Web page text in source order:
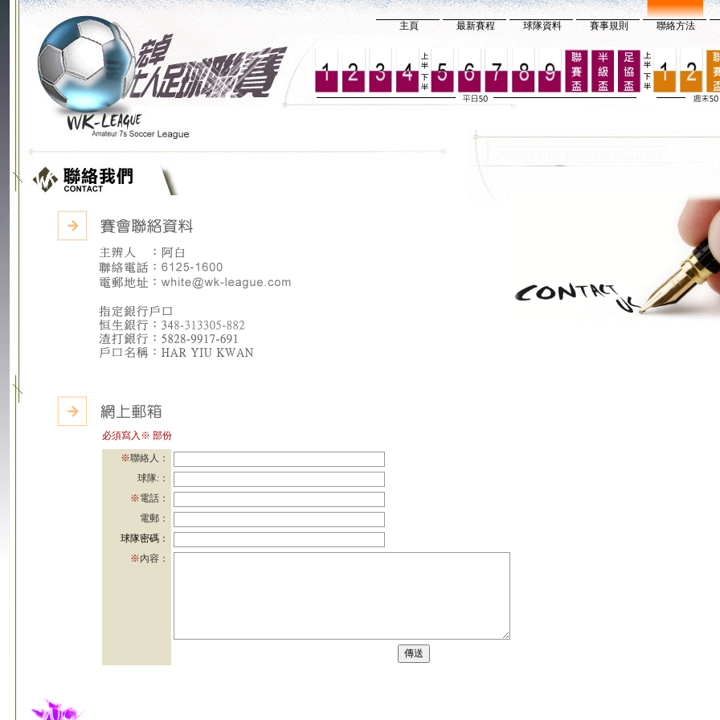
主頁 最新賽程 球隊資料 賽事規則 聯絡方法
必須寫入※ 部份
※聯絡人：
球隊:：
※電話：
電郵：
球隊密碼：
※內容：